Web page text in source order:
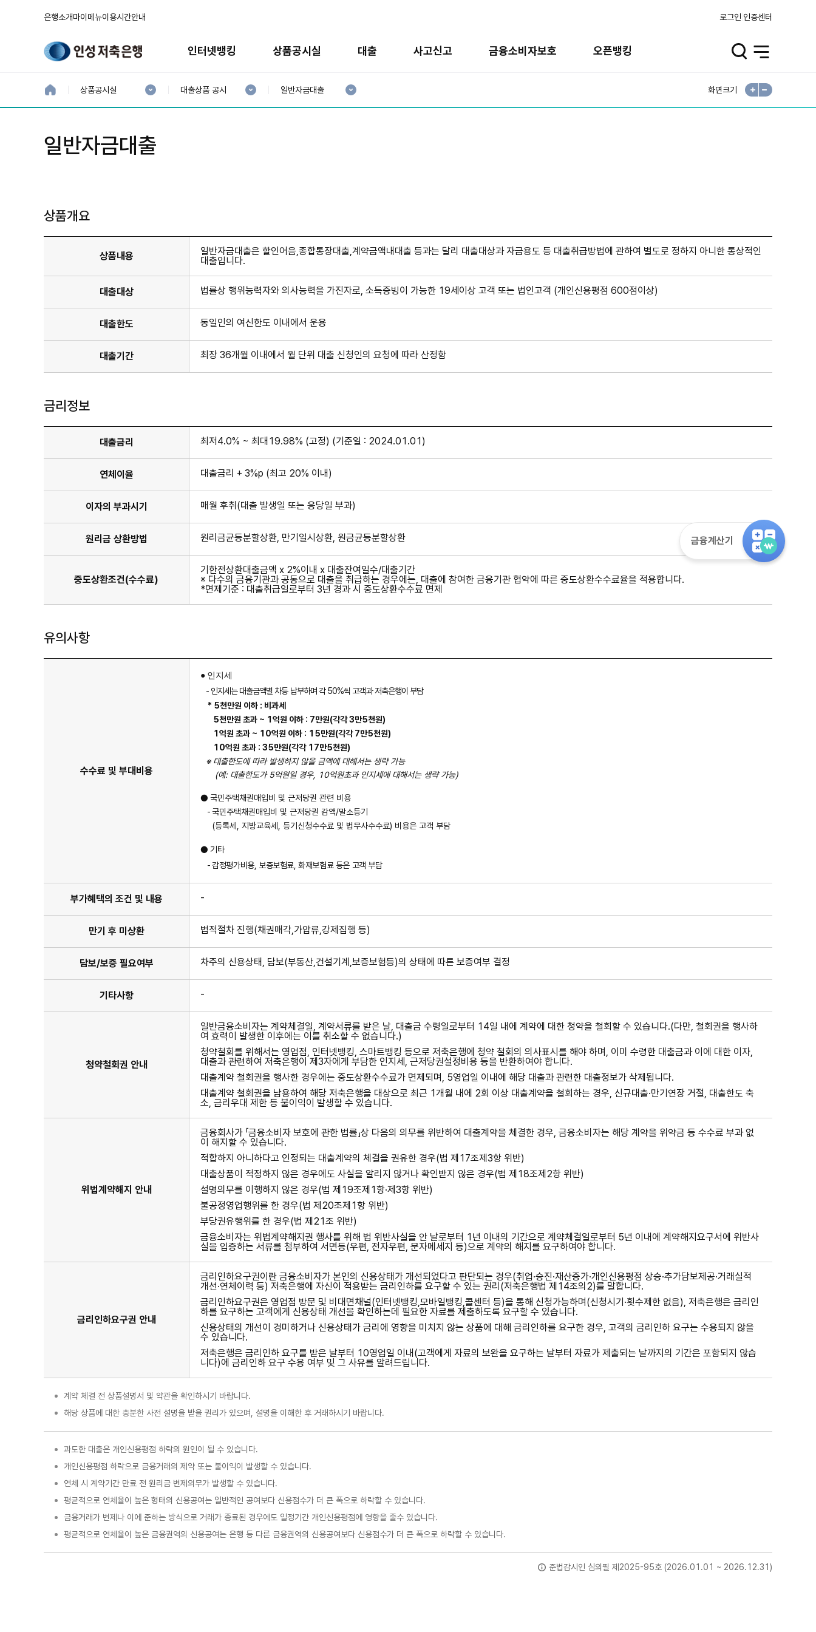
은행소개마이메뉴이용시간안내 로그인 인증센터
인터넷뱅킹 상품공시실 대출 사고신고 금융소비자보호 오픈뱅킹
검
색
전
체
홈
재
1
류
상품공시실
재
2
류
대출상품 공시
재
3
류
일반자금대출 화면크기
확
대
축
소
일반자금대출
상품개요
상품내용
일반자금대출은 할인어음,종합통장대출,계약금액내대출 등과는 달리 대출대상과 자금용도 등 대출취급방법에 관하여 별도로 정하지 아니한 통상적인
대출입니다.
대출대상 법률상 행위능력자와 의사능력을 가진자로, 소득증빙이 가능한 19세이상 고객 또는 법인고객 (개인신용평점 600점이상)
대출한도 동일인의 여신한도 이내에서 운용
대출기간 최장 36개월 이내에서 월 단위 대출 신청인의 요청에 따라 산정함
금리정보
대출금리 최저4.0% ~ 최대19.98% (고정) (기준일 : 2024.01.01)
연체이율 대출금리 + 3%p (최고 20% 이내)
이자의 부과시기 매월 후취(대출 발생일 또는 응당일 부과)
원리금 상환방법 원리금균등분할상환, 만기일시상환, 원금균등분할상환
중도상환조건(수수료)
기한전상환대출금액 x 2%이내 x 대출잔여일수/대출기간
※ 다수의 금융기관과 공동으로 대출을 취급하는 경우에는, 대출에 참여한 금융기관 협약에 따른 중도상환수수료율을 적용합니다.
*면제기준 : 대출취급일로부터 3년 경과 시 중도상환수수료 면제
유의사항
수수료 및 부대비용
● 인지세
- 인지세는 대출금액별 차등 납부하며 각50%씩 고객과 저축은행이 부담
* 5천만원 이하 : 비과세
5천만원 초과 ~ 1 억원 이하 : 7만원(각각3만5천원)
1 억원 초과 ~ 10억원 이하 : 15만원(각각7만5천원)
10억원 초과 : 35만원(각각 17만5천원)
※ 대출한도에 따라 발생하지 않을 금액에 대해서는 생략 가능
(예: 대출한도가5억원일 경우, 10억원초과 인지세에 대해서는 생략 가능)
●국민주택채권매입비 및 근저당권 관련 비용
-국민주택채권매입비 및 근저당권 감액/말소등기
(등록세 지방교육세 등기신청수수료 및 법무사수수료) 비용은 고객 부담
● 기타
-감정평가비용, 보증보험료 ,화재보험료 등은 고객 부담
부가혜택의 조건 및 내용 -
만기 후 미상환 법적절차 진행(채권매각,가압류,강제집행 등)
담보/보증 필요여부 차주의 신용상태, 담보(부동산,건설기계,보증보험등)의 상태에 따른 보증여부 결정
기타사항 -
청약철회권 안내
일반금융소비자는 계약체결일, 계약서류를 받은 날, 대출금 수령일로부터 14일 내에 계약에 대한 청약을 철회할 수 있습니다.(다만, 철회권을 행사하
여 효력이 발생한 이후에는 이를 취소할 수 없습니다.)
청약철회를 위해서는 영업점, 인터넷뱅킹, 스마트뱅킹 등으로 저축은행에 청약 철회의 의사표시를 해야 하며, 이미 수령한 대출금과 이에 대한 이자,
대출과 관련하여 저축은행이 제3자에게 부담한 인지세, 근저당권설정비용 등을 반환하여야 합니다.
대출계약 철회권을 행사한 경우에는 중도상환수수료가 면제되며, 5영업일 이내에 해당 대출과 관련한 대출정보가 삭제됩니다.
대출계약 철회권을 남용하여 해당 저축은행을 대상으로 최근 1개월 내에 2회 이상 대출계약을 철회하는 경우, 신규대출·만기연장 거절, 대출한도 축
소, 금리우대 제한 등 불이익이 발생할 수 있습니다.
위법계약해지 안내
금융회사가 「금융소비자 보호에 관한 법률」상 다음의 의무를 위반하여 대출계약을 체결한 경우, 금융소비자는 해당 계약을 위약금 등 수수료 부과 없
이 해지할 수 있습니다.
적합하지 아니하다고 인정되는 대출계약의 체결을 권유한 경우(법 제17조제3항 위반)
대출상품이 적정하지 않은 경우에도 사실을 알리지 않거나 확인받지 않은 경우(법 제18조제2항 위반)
설명의무를 이행하지 않은 경우(법 제19조제1항·제3항 위반)
불공정영업행위를 한 경우(법 제20조제1항 위반)
부당권유행위를 한 경우(법 제21조 위반)
금융소비자는 위법계약해지권 행사를 위해 법 위반사실을 안 날로부터 1년 이내의 기간으로 계약체결일로부터 5년 이내에 계약해지요구서에 위반사
실을 입증하는 서류를 첨부하여 서면등(우편, 전자우편, 문자메세지 등)으로 계약의 해지를 요구하여야 합니다.
금리인하요구권 안내
금리인하요구권이란 금융소비자가 본인의 신용상태가 개선되었다고 판단되는 경우(취업·승진·재산증가·개인신용평점 상승·추가담보제공·거래실적
개선·연체이력 등) 저축은행에 자신이 적용받는 금리인하를 요구할 수 있는 권리(저축은행법 제14조의2)를 말합니다.
금리인하요구권은 영업점 방문 및 비대면채널(인터넷뱅킹,모바일뱅킹,콜센터 등)을 통해 신청가능하며(신청시기·횟수제한 없음), 저축은행은 금리인
하를 요구하는 고객에게 신용상태 개선을 확인하는데 필요한 자료를 제출하도록 요구할 수 있습니다.
신용상태의 개선이 경미하거나 신용상태가 금리에 영향을 미치지 않는 상품에 대해 금리인하를 요구한 경우, 고객의 금리인하 요구는 수용되지 않을
수 있습니다.
저축은행은 금리인하 요구를 받은 날부터 10영업일 이내(고객에게 자료의 보완을 요구하는 날부터 자료가 제출되는 날까지의 기간은 포함되지 않습
니다)에 금리인하 요구 수용 여부 및 그 사유를 알려드립니다.
계약 체결 전 상품설명서 및 약관을 확인하시기 바랍니다.
해당 상품에 대한 충분한 사전 설명을 받을 권리가 있으며, 설명을 이해한 후 거래하시기 바랍니다.
과도한 대출은 개인신용평점 하락의 원인이 될 수 있습니다.
개인신용평점 하락으로 금융거래의 제약 또는 불이익이 발생할 수 있습니다.
연체 시 계약기간 만료 전 원리금 변제의무가 발생할 수 있습니다.
평균적으로 연체율이 높은 형태의 신용공여는 일반적인 공여보다 신용점수가 더 큰 폭으로 하락할 수 있습니다.
금융거래가 변제나 이에 준하는 방식으로 거래가 종료된 경우에도 일정기간 개인신용평점에 영향을 줄수 있습니다.
평균적으로 연체율이 높은 금융권역의 신용공여는 은행 등 다른 금융권역의 신용공여보다 신용점수가 더 큰 폭으로 하락할 수 있습니다.
준법감시인 심의필 제2025-95호 (2026.01.01 ~ 2026.12.31)
금융계산기